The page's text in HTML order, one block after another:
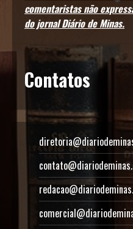
comentaristas não
do jornal Diário de Minas.
Contatos